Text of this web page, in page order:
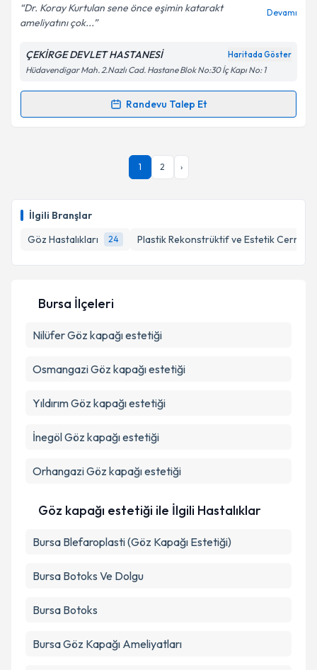
İlgili Branşlar
Göz Hastalıkları
24 Plastik Rekonstrüktif ve Estetik Cerrahi
Kişisel verilerimin işlenmesine ilişkin
Aydınlatma
Metni'ni okudum ve kişisel verilerimin belirtilen
kapsamda işlenmesini kabul ediyorum.
Dr. Koray Kurtulan sene önce eşimin katarakt
ameliyatını çok...
Devamı
ÇEKİRGE DEVLET HASTANESİ Haritada Göster
Hüdavendigar Mah. 2.Nazlı Cad. Hastane Blok No:30 İç Kapı No: 1
Randevu Talep Et
Randevu Takvimi Talebi
Op. Dr. Koray Kurtulaniçin randevu takvimi talebi
oluşturun. Size bu uzmandan randevu almanız için bir
E-posta Adresiniz
Metni'ni okudum ve kişisel verilerimin belirtilen
kapsamda işlenmesini kabul ediyorum.
1 2 ›
Bursa İlçeleri
NilüferGöz kapağı estetiği
OsmangaziGöz kapağı estetiği
YıldırımGöz kapağı estetiği
İnegölGöz kapağı estetiği
OrhangaziGöz kapağı estetiği
Göz kapağı estetiği ile İlgili Hastalıklar
Bursa Blefaroplasti (Göz Kapağı Estetiği)
Bursa Botoks Ve Dolgu
Bursa Botoks
Bursa Göz Kapağı Ameliyatları